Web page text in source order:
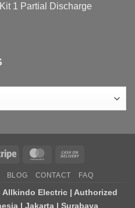
1 Partial Discharge
Stripe MasterCard
Delivery
BLOG CONTACT FAQ
Allkindo Electric | Authorized
| Jakarta | Surabaya